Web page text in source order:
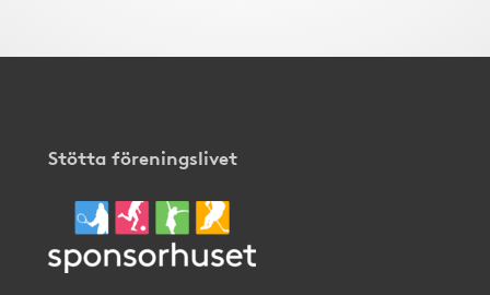
Stötta föreningslivet